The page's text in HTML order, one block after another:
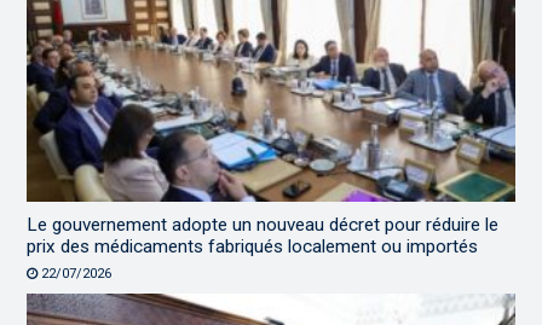
Le gouvernement adopte un nouveau décret pour réduire le
prix des médicaments fabriqués localement ou importés
22/07/2026